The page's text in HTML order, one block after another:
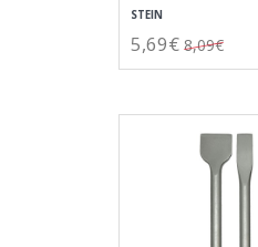
STEIN
5,69€ 8,09€